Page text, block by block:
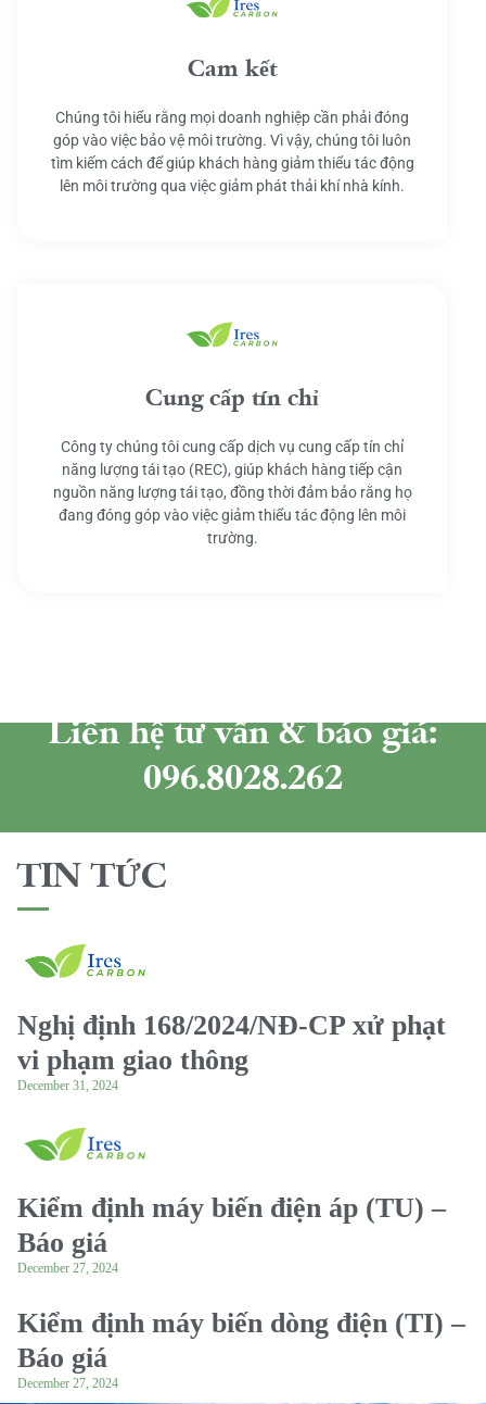
Cam kết
Chúng tôi hiểu rằng mọi doanh nghiệp cần phải đóng
góp vào việc bảo vệ môi trường. Vì vậy, chúng tôi luôn
tìm kiếm cách để giúp khách hàng giảm thiểu tác động
lên môi trường qua việc giảm phát thải khí nhà kính.
Cung cấp tín chỉ
Công ty chúng tôi cung cấp dịch vụ cung cấp tín chỉ
năng lượng tái tạo (REC), giúp khách hàng tiếp cận
nguồn năng lượng tái tạo, đồng thời đảm bảo rằng họ
đang đóng góp vào việc giảm thiểu tác động lên môi
trường.
Liên hệ tư vấn & báo giá:
096.8028.262
TIN TỨC
Nghị định 168/2024/NĐ-CP xử phạt
vi phạm giao thông
December 31, 2024
Kiểm định máy biến điện áp (TU) –
Báo giá
December 27, 2024
Kiểm định máy biến dòng điện (TI) –
Báo giá
December 27, 2024